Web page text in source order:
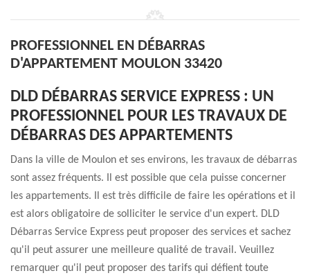
PROFESSIONNEL EN DÉBARRAS
D'APPARTEMENT MOULON 33420
DLD DÉBARRAS SERVICE EXPRESS : UN
PROFESSIONNEL POUR LES TRAVAUX DE
DÉBARRAS DES APPARTEMENTS
Dans la ville de Moulon et ses environs, les travaux de débarras
sont assez fréquents. Il est possible que cela puisse concerner
les appartements. Il est très difficile de faire les opérations et il
est alors obligatoire de solliciter le service d'un expert. DLD
Débarras Service Express peut proposer des services et sachez
qu'il peut assurer une meilleure qualité de travail. Veuillez
remarquer qu'il peut proposer des tarifs qui défient toute